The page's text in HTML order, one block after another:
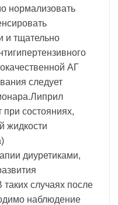
нормализовать
и тщательно
АГ
следует
состояниях,
жидкости
диуретиками,
случаях после
наблюдение